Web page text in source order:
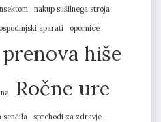
nakup sušilnega stroja
aparati opornice
prenova hiše
Ročne ure
senčila sprehodi za zdravje